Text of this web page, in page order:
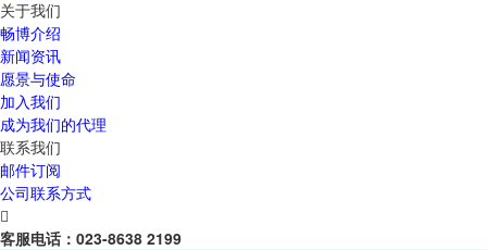
关于我们
畅博介绍
新闻资讯
愿景与使命
加入我们
成为我们的代理
联系我们
邮件订阅
公司联系方式

客服电话： 023-8638 2199